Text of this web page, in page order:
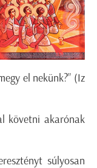
el nekünk?” (Iz
követni akarónak
súlyosan